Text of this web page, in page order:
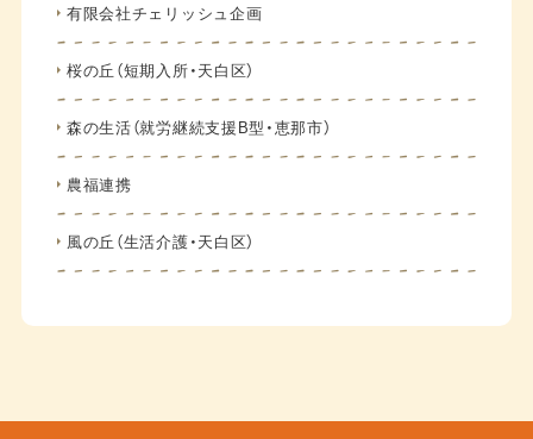
有限会社チェリッシュ企画
桜の丘（短期入所・天白区）
森の生活（就労継続支援B型・恵那市）
農福連携
風の丘（生活介護・天白区）